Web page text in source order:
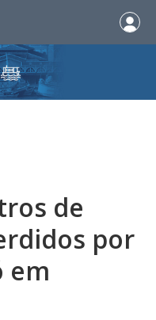
de
por
em